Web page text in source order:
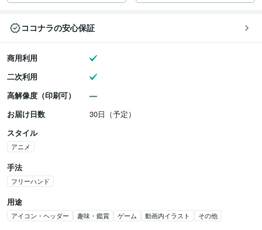
ココナラの安心保証
商用利用
二次利用
高解像度（印刷可）
お届け日数
30日（予定）
スタイル
アニメ
手法
フリーハンド
用途
アイコン・ヘッダー 趣味・鑑賞 ゲーム 動画内イラスト その他